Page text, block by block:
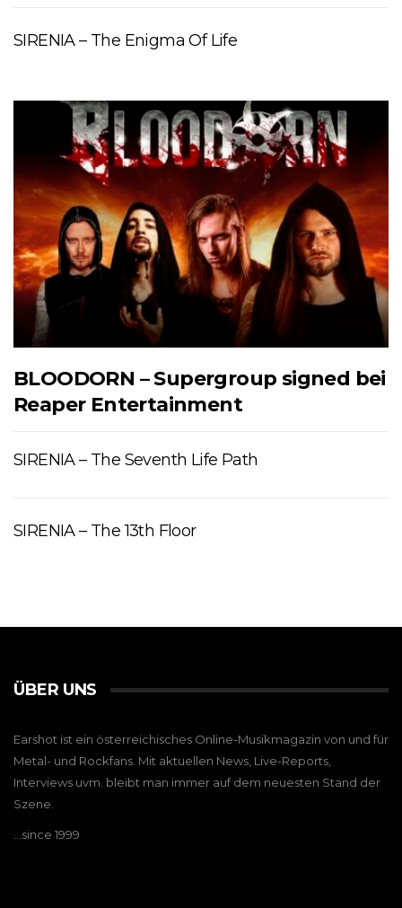
SIRENIA – The Enigma Of Life
BLOODORN – Supergroup signed bei
Reaper Entertainment
SIRENIA – The Seventh Life Path
SIRENIA – The 13th Floor
ÜBER UNS
Earshot ist ein österreichisches Online-Musikmagazin von und für
Metal- und Rockfans. Mit aktuellen News, Live-Reports,
Interviews uvm. bleibt man immer auf dem neuesten Stand der
Szene.
…since 1999